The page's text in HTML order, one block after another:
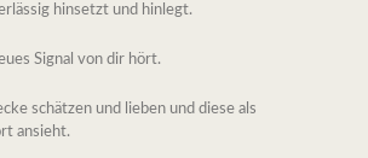
hinsetzt und hinlegt.
Signal von dir hört.
schätzen und lieben und diese als
ansieht.